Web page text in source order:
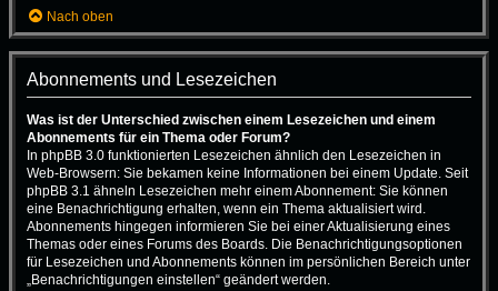
Nach oben
Abonnements und Lesezeichen
Was ist der Unterschied zwischen einem Lesezeichen und einem
Abonnements für ein Thema oder Forum?
In phpBB 3.0 funktionierten Lesezeichen ähnlich den Lesezeichen in
Web-Browsern: Sie bekamen keine Informationen bei einem Update. Seit
phpBB 3.1 ähneln Lesezeichen mehr einem Abonnement: Sie können
eine Benachrichtigung erhalten, wenn ein Thema aktualisiert wird.
Abonnements hingegen informieren Sie bei einer Aktualisierung eines
Themas oder eines Forums des Boards. Die Benachrichtigungsoptionen
für Lesezeichen und Abonnements können im persönlichen Bereich unter
„Benachrichtigungen einstellen“ geändert werden.